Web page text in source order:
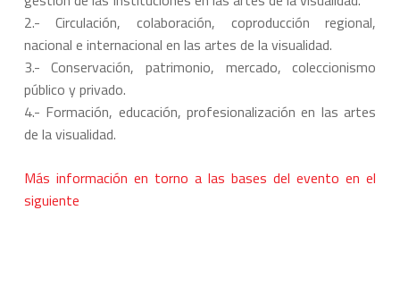
2.- Circulación, colaboración, coproducción regional,
nacional e internacional en las artes de la visualidad.
3.- Conservación, patrimonio, mercado, coleccionismo
público y privado.
4.- Formación, educación, profesionalización en las artes
de la visualidad.
Más información en torno a las bases del evento en el
siguiente